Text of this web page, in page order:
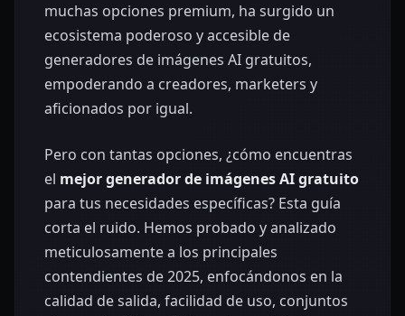
muchas opciones premium, ha surgido un
ecosistema poderoso y accesible de
generadores de imágenes AI gratuitos,
empoderando a creadores, marketers y
aficionados por igual.
Pero con tantas opciones, ¿cómo encuentras
el mejor generador de imágenes AI gratuito
para tus necesidades específicas? Esta guía
corta el ruido. Hemos probado y analizado
meticulosamente a los principales
contendientes de 2025, enfocándonos en la
calidad de salida, facilidad de uso, conjuntos